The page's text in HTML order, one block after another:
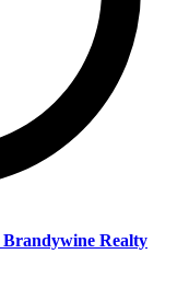
Brandywine Realty